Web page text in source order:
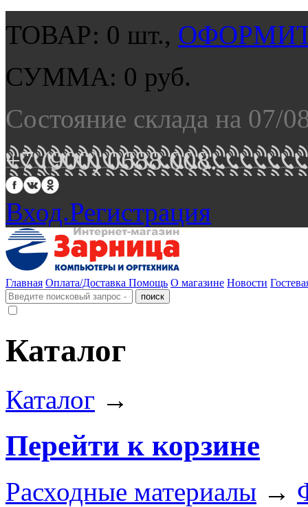
ТОВАР: 0 шт.,
СУММА: 0 руб.
Состояние склада на 07/
+7 (900) 0688 008.
Вход.Регистрация
Главная Оплата/Доставка Помощь О магазине Новости
Каталог
Каталог →
Перейти к корзине
Расходные материалы →